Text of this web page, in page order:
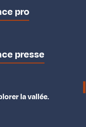
pro
presse
la vallée.